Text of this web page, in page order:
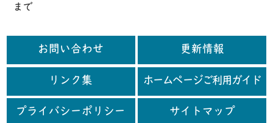
まで
お問い合わせ 更新情報
リンク集 ホームページご利用ガイド
プライバシーポリシー サイトマップ